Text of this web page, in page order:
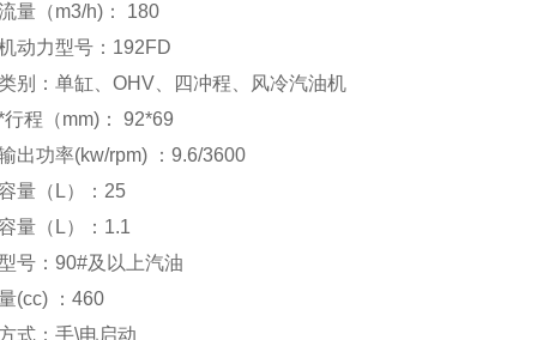
量（m3/h)： 180
动力型号：192FD
别：单缸、OHV、四冲程、风冷汽油机
行程（mm)： 92*69
出功率(kw/rpm) ：9.6/3600
量（L）：25
量（L）：1.1
号：90#及以上汽油
(cc) ：460
式：手\电启动